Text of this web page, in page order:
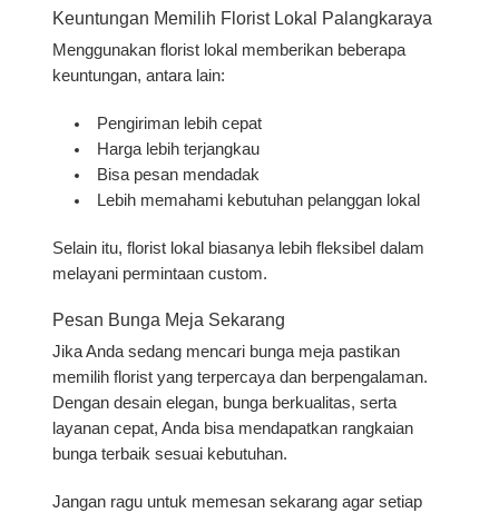
Keuntungan Memilih Florist Lokal Palangkaraya
Menggunakan florist lokal memberikan beberapa
keuntungan, antara lain:
Pengiriman lebih cepat
Harga lebih terjangkau
Bisa pesan mendadak
Lebih memahami kebutuhan pelanggan lokal
Selain itu, florist lokal biasanya lebih fleksibel dalam
melayani permintaan custom.
Pesan Bunga Meja Sekarang
Jika Anda sedang mencari bunga meja pastikan
memilih florist yang terpercaya dan berpengalaman.
Dengan desain elegan, bunga berkualitas, serta
layanan cepat, Anda bisa mendapatkan rangkaian
bunga terbaik sesuai kebutuhan.
Jangan ragu untuk memesan sekarang agar setiap